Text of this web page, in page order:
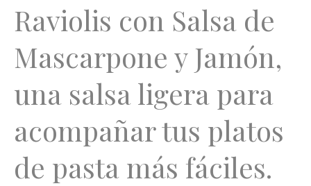
Raviolis con Salsa de
Mascarpone y Jamón,
una salsa ligera para
acompañar tus platos
de pasta más fáciles.